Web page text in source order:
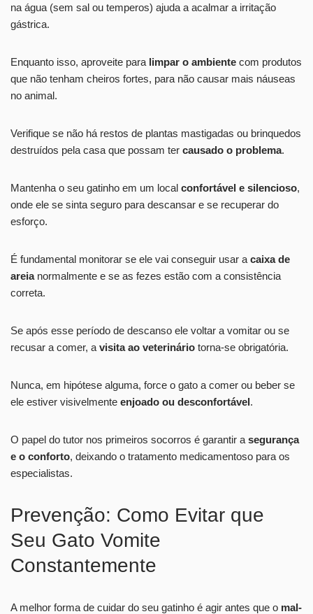
na água (sem sal ou temperos) ajuda a acalmar a irritação
gástrica.
Enquanto isso, aproveite para limpar o ambiente com produtos
que não tenham cheiros fortes, para não causar mais náuseas
no animal.
Verifique se não há restos de plantas mastigadas ou brinquedos
destruídos pela casa que possam ter causado o problema.
Mantenha o seu gatinho em um local confortável e silencioso,
onde ele se sinta seguro para descansar e se recuperar do
esforço.
É fundamental monitorar se ele vai conseguir usar a caixa de
areianormalmente e se as fezes estão com a consistência
correta.
Se após esse período de descanso ele voltar a vomitar ou se
recusar a comer, a visita ao veterinário torna-se obrigatória.
Nunca, em hipótese alguma, force o gato a comer ou beber se
ele estiver visivelmente enjoado ou desconfortável.
O papel do tutor nos primeiros socorros é garantir a segurança
e o conforto, deixando o tratamento medicamentoso para os
especialistas.
Prevenção: Como Evitar que
Seu Gato Vomite
Constantemente
A melhor forma de cuidar do seu gatinho é agir antes que o mal-